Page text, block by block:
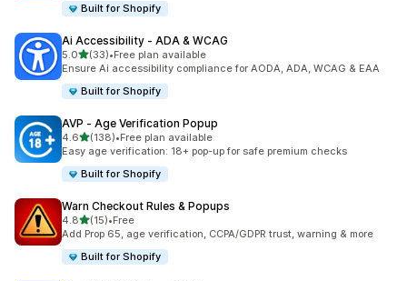
Built for Shopify
Ai Accessibility ‑ ADA & WCAG
5.0เต็ม 5 ดาว
(33)
ทั้งหมด 33 รีวิว
•Free plan available
Ensure Ai accessibility compliance for AODA, ADA, WCAG & EAA
Built for Shopify
AVP ‑ Age Verification Popup
4.6เต็ม 5 ดาว
(138)
ทั้งหมด 138 รีวิว
•Free plan available
Easy age verification: 18+ pop-up for safe premium checks
Built for Shopify
Warn Checkout Rules & Popups
4.8เต็ม 5 ดาว
(15)
ทั้งหมด 15 รีวิว
•Free
Add Prop 65, age verification, CCPA/GDPR trust, warning & more
Built for Shopify